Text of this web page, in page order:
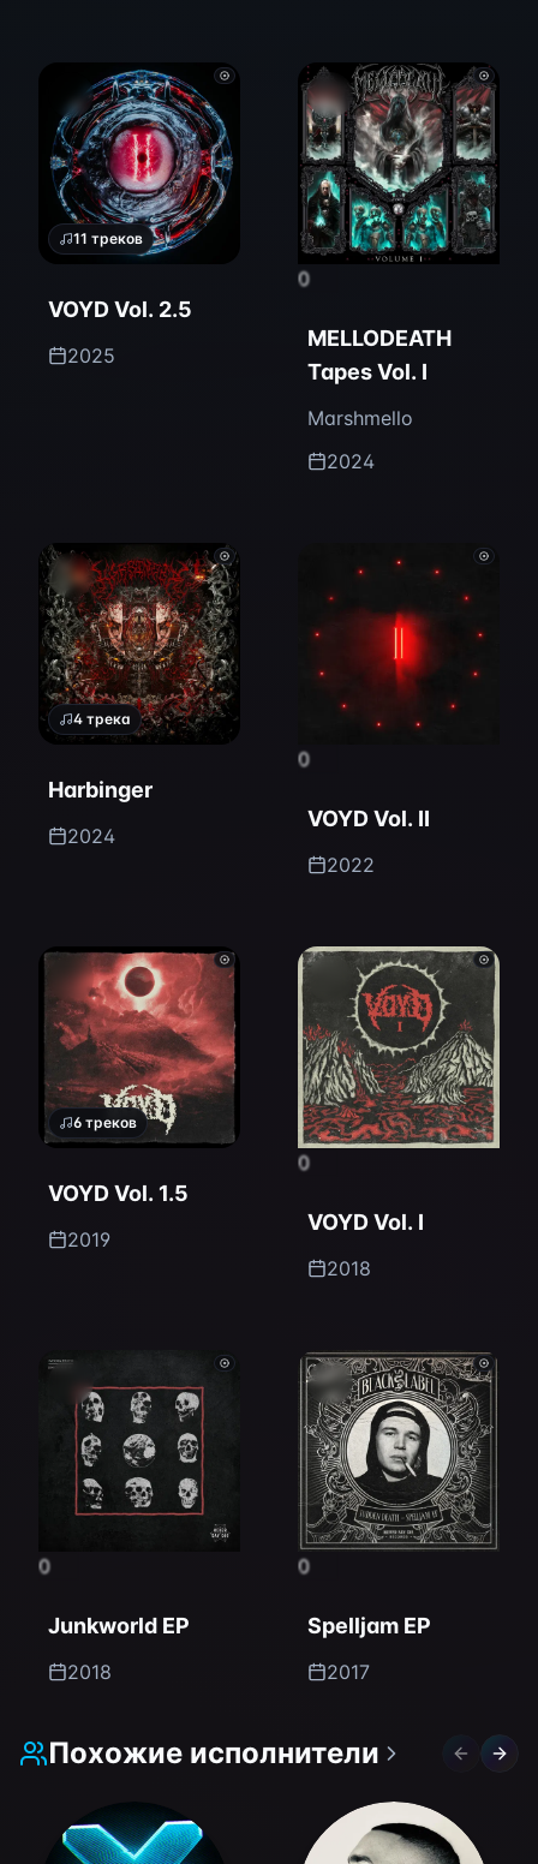
11 треков
VOYD Vol. 2.5
2025
0
MELLODEATH
Tapes Vol. I
Marshmello
2024
4 трека
Harbinger
2024
0
VOYD Vol. II
2022
6 треков
VOYD Vol. 1.5
2019
0
VOYD Vol. I
2018
0
Junkworld EP
2018
0
Spelljam EP
2017
Похожие исполнители Previous